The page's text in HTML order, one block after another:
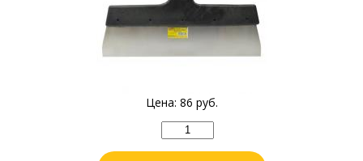
Цена: 86 руб.